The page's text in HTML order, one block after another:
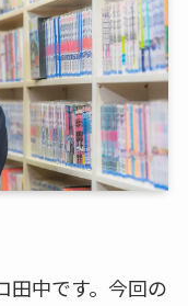
田中です。今回の